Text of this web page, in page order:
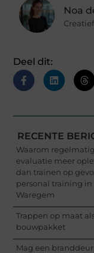
Noa
Deel dit:
RECENTE
Waarom
evaluatie meer
dan trainen op
personal training in
Waregem
Trappen op maat
bouwpakket
Mag een